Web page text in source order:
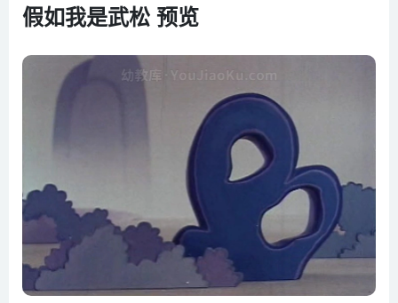
假如我是武松 预览